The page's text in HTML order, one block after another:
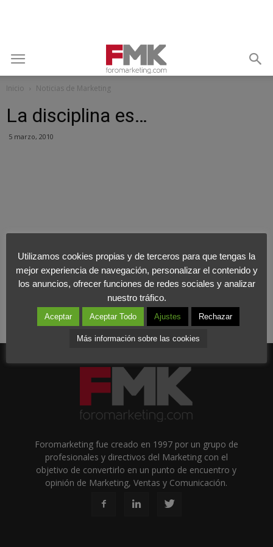
Inicio Noticias de Marketing
La disciplina es…
5 marzo, 2010
Foromarketing fue creado en 1997 por un grupo de
profesionales y directivos del Marketing con el
objetivo de convertirlo en un punto de encuentro y
opinión de Marketing, Ventas y Comunicación.
Utilizamos cookies propias y de terceros para que tengas la
mejor experiencia de navegación, personalizar el contenido y
los anuncios, ofrecer funciones de redes sociales y analizar
nuestro tráfico.
Aceptar Aceptar Todo Ajustes Rechazar
Más información sobre las cookies